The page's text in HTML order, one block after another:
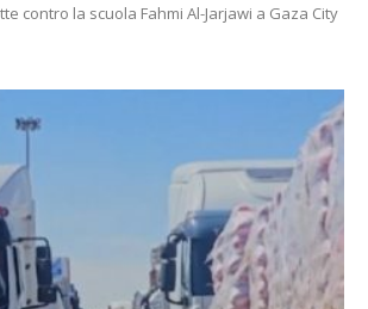
contro la scuola Fahmi Al-Jarjawi a Gaza City